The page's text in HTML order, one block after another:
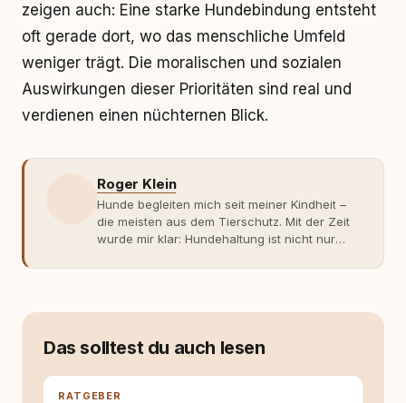
zeigen auch: Eine starke Hundebindung entsteht
oft gerade dort, wo das menschliche Umfeld
weniger trägt. Die moralischen und sozialen
Auswirkungen dieser Prioritäten sind real und
verdienen einen nüchternen Blick.
Roger Klein
Hunde begleiten mich seit meiner Kindheit –
die meisten aus dem Tierschutz. Mit der Zeit
wurde mir klar: Hundehaltung ist nicht nur
Fachwissen. Der Wendepunkt kam mit meinem
moderner Hundeerziehung
entsteht echte Bindung dort, wo Verständnis
Wissen ersetzt – nicht umgekehrt. Aus dieser
Das solltest du auch lesen
RATGEBER